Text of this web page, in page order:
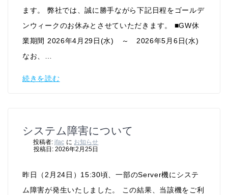
ます。 弊社では、誠に勝手ながら下記日程をゴールデ
ンウィークのお休みとさせていただきます。 ■GW休
業期間 2026年4月29日(水) ～ 2026年5月6日(水)
なお、…
続きを読む
システム障害について
投稿者: jfac に お知らせ
投稿日: 2026年2月25日
昨日（2月24日）15:30頃、一部のServer機にシステ
ム障害が発生いたしました。 この結果、当該機をご利